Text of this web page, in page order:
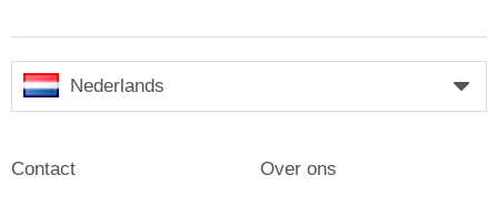
Nederlands
Contact Over ons